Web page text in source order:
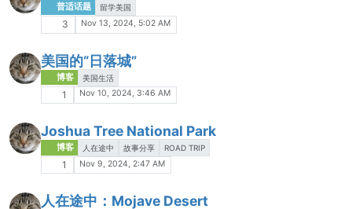
普适话题 留学美国
3 Nov 13, 2024, 5:02 AM
美国的“日落城”
博客 美国生活
1 Nov 10, 2024, 3:46 AM
Joshua Tree National Park
博客 人在途中 故事分享 ROAD TRIP
1 Nov 9, 2024, 2:47 AM
人在途中：Mojave Desert